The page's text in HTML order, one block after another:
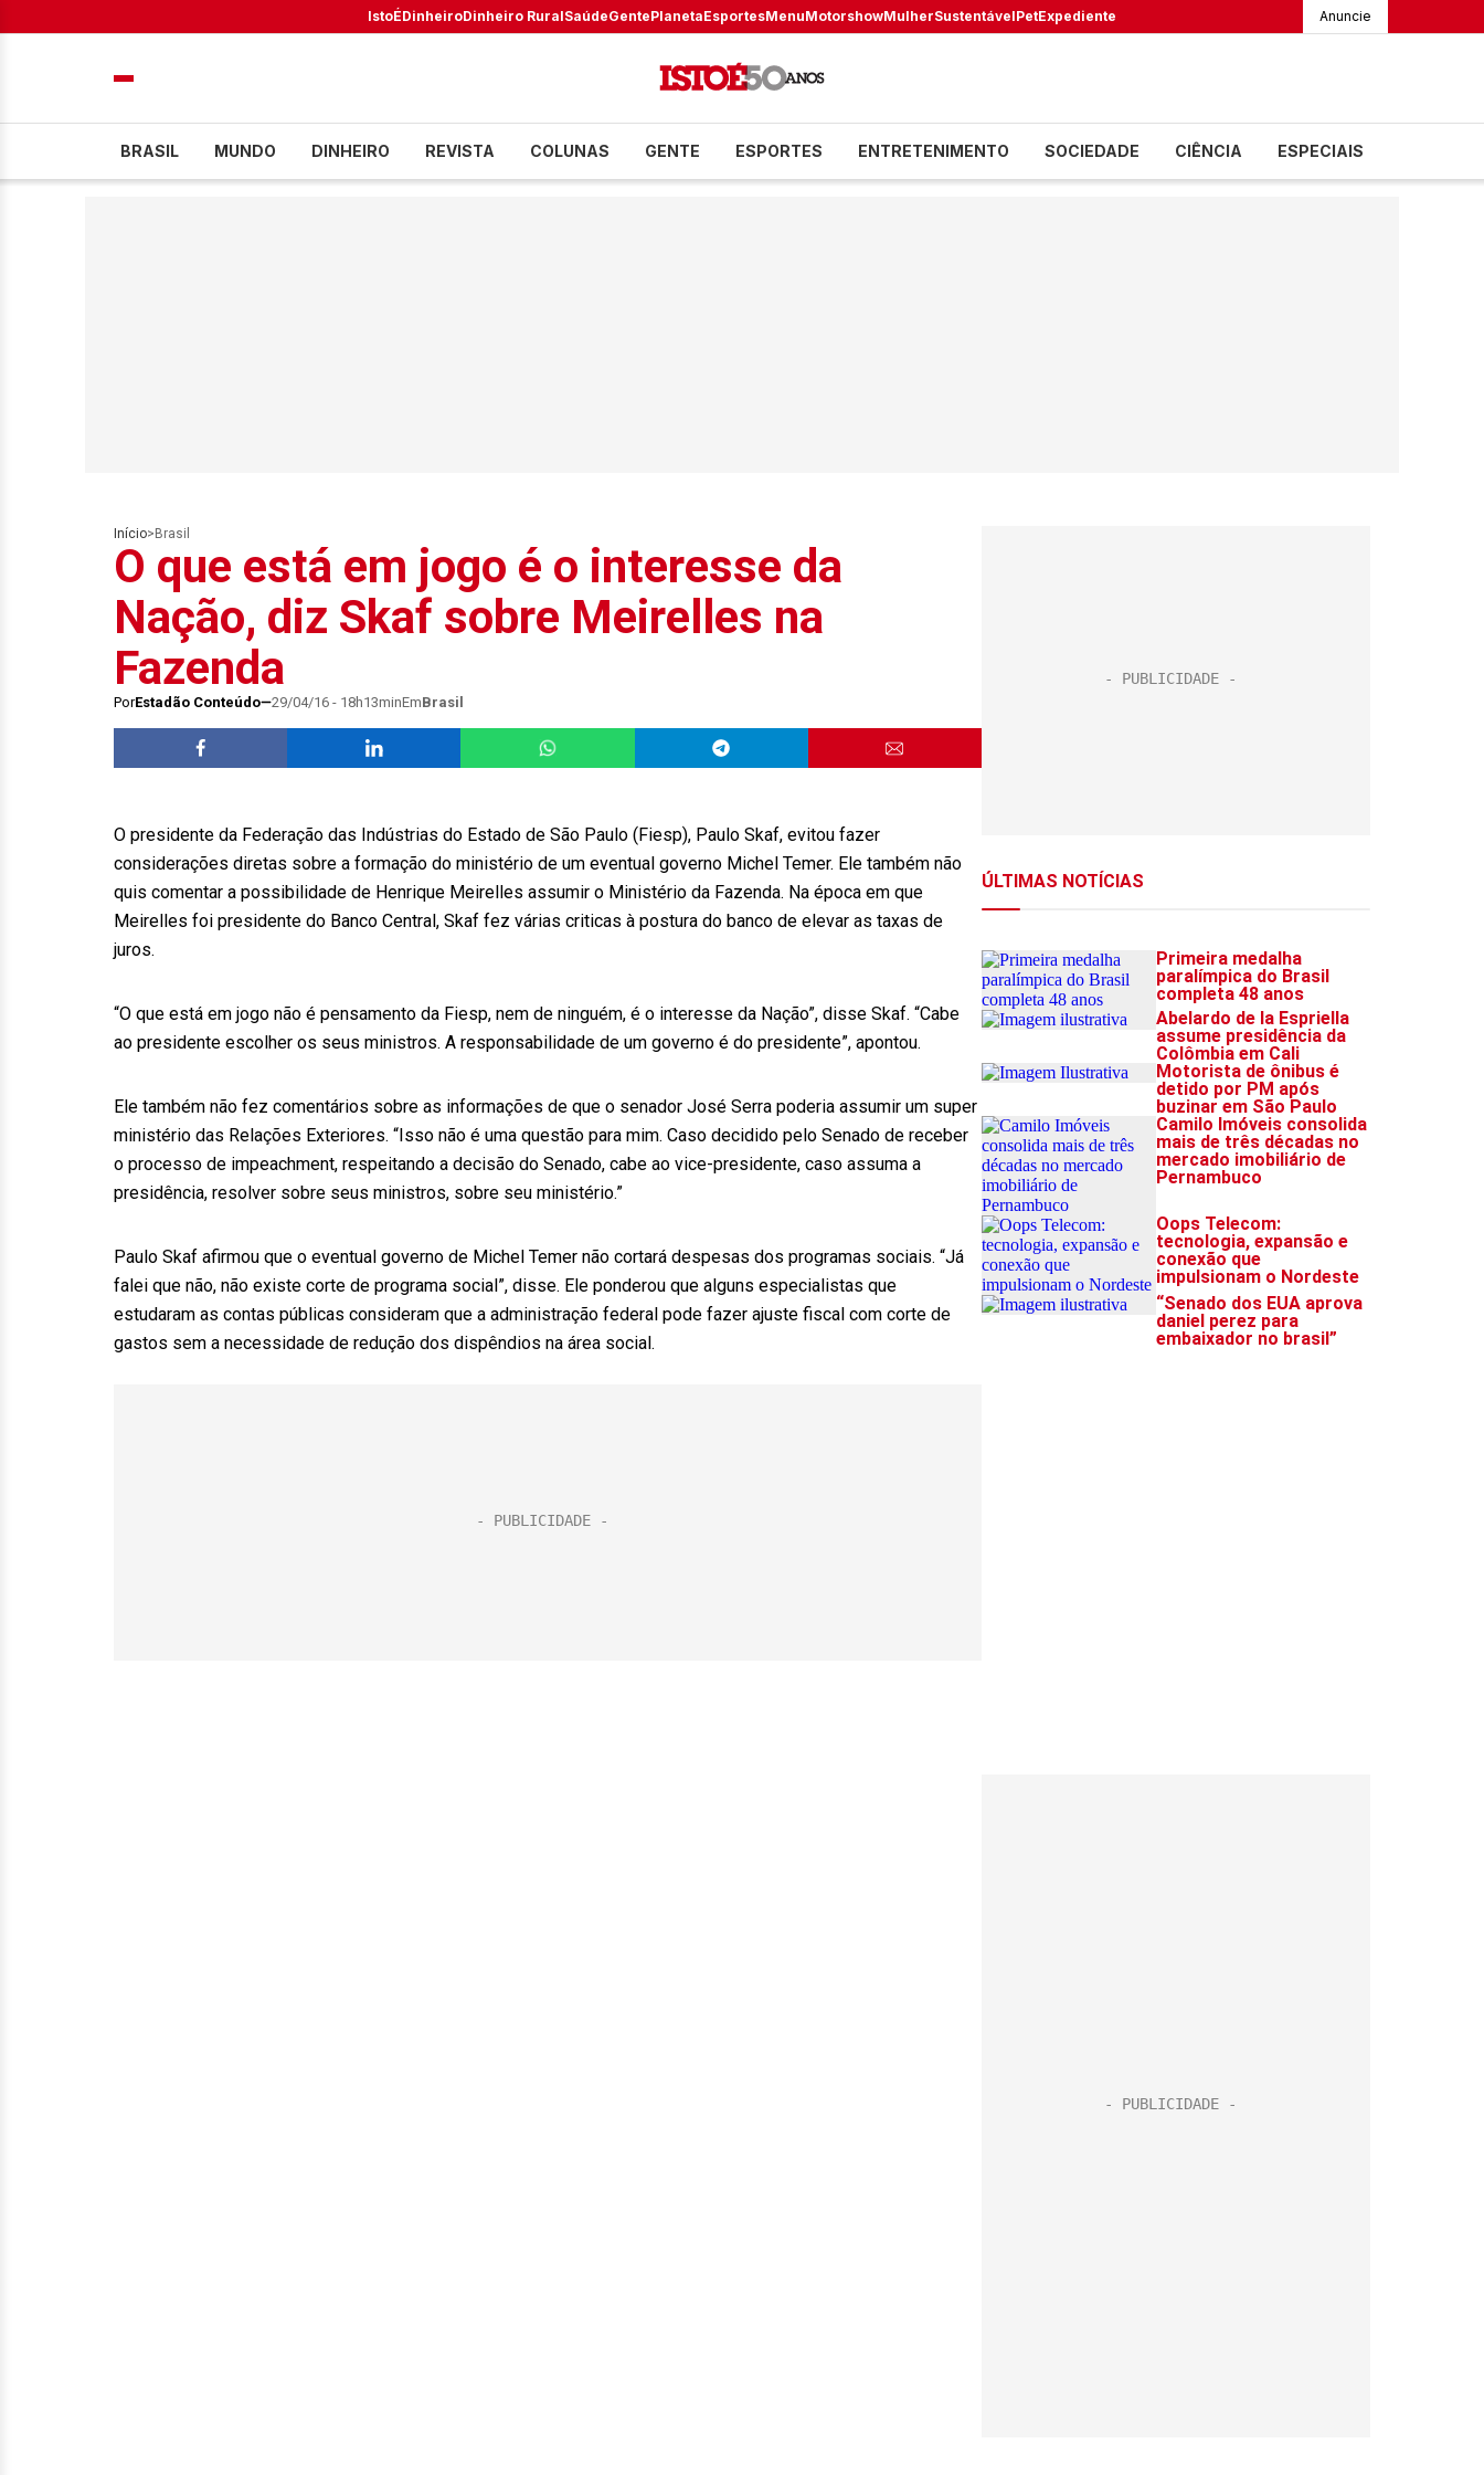
IstoÉDinheiroDinheiro RuralSaúdeGentePlanetaEsportesMenuMotorshowMulherSustentávelPetExpediente Anuncie
BRASIL MUNDO DINHEIRO REVISTA COLUNAS GENTE ESPORTES ENTRETENIMENTO SOCIEDADE CIÊNCIA ESPECIAIS
Início> Brasil
O que está em jogo é o interesse da
Nação, diz Skaf sobre Meirelles na
Fazenda
PorEstadão Conteúdo 29/04/16 - 18h13minEmBrasil
O presidente da Federação das Indústrias do Estado de São Paulo (Fiesp), Paulo Skaf, evitou fazer
considerações diretas sobre a formação do ministério de um eventual governo Michel Temer. Ele também não
quis comentar a possibilidade de Henrique Meirelles assumir o Ministério da Fazenda. Na época em que
Meirelles foi presidente do Banco Central, Skaf fez várias criticas à postura do banco de elevar as taxas de
juros.
“O que está em jogo não é pensamento da Fiesp, nem de ninguém, é o interesse da Nação”, disse Skaf. “Cabe
ao presidente escolher os seus ministros. A responsabilidade de um governo é do presidente”, apontou.
Ele também não fez comentários sobre as informações de que o senador José Serra poderia assumir um super
ministério das Relações Exteriores. “Isso não é uma questão para mim. Caso decidido pelo Senado de receber
o processo de impeachment, respeitando a decisão do Senado, cabe ao vice-presidente, caso assuma a
presidência, resolver sobre seus ministros, sobre seu ministério.”
Paulo Skaf afirmou que o eventual governo de Michel Temer não cortará despesas dos programas sociais. “Já
falei que não, não existe corte de programa social”, disse. Ele ponderou que alguns especialistas que
estudaram as contas públicas consideram que a administração federal pode fazer ajuste fiscal com corte de
gastos sem a necessidade de redução dos dispêndios na área social.